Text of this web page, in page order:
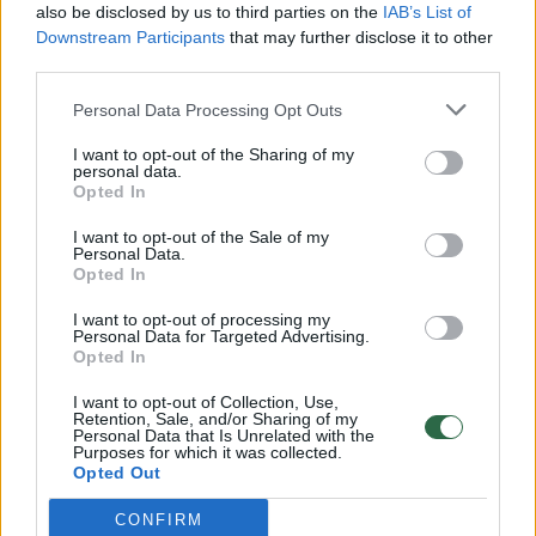
also be disclosed by us to third parties on the IAB’s List of
Downstream Participants that may further disclose it to other
Personal Data Processing Opt Outs
I want to opt-out of the Sharing of my
personal data.
Opted In
I want to opt-out of the Sale of my
Personal Data.
Opted In
I want to opt-out of processing my
Personal Data for Targeted Advertising.
Opted In
I want to opt-out of Collection, Use,
Retention, Sale, and/or Sharing of my
Personal Data that Is Unrelated with the
Purposes for which it was collected.
Opted Out
CONFIRM
Lietuvos diena
Savaitės vidurys nusimato karštas: temperatūra kils iki
Žinios | Orai
00:00:59
Nufilmavo, kaip patvino Vilniaus Vakarinis aplinkkelis:
vaizdas pribloškia
Žinios | Lietuvos diena
V. Zalužno pasisakymą laiko bandymu įsitvirtinti
Ukrainos politikoje: jis yra neteisus
Laidos | Nauja diena